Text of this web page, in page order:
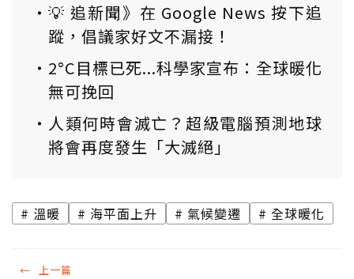
💡 追新聞》在 Google News 按下追
蹤，倡議家好文不漏接！
2°C目標已死...科學家宣布：全球暖化
無可挽回
人類何時會滅亡？超級電腦預測地球
將會再度發生「大滅絕」
溫暖 海平面上升 氣候變遷 全球暖化
← 上一篇